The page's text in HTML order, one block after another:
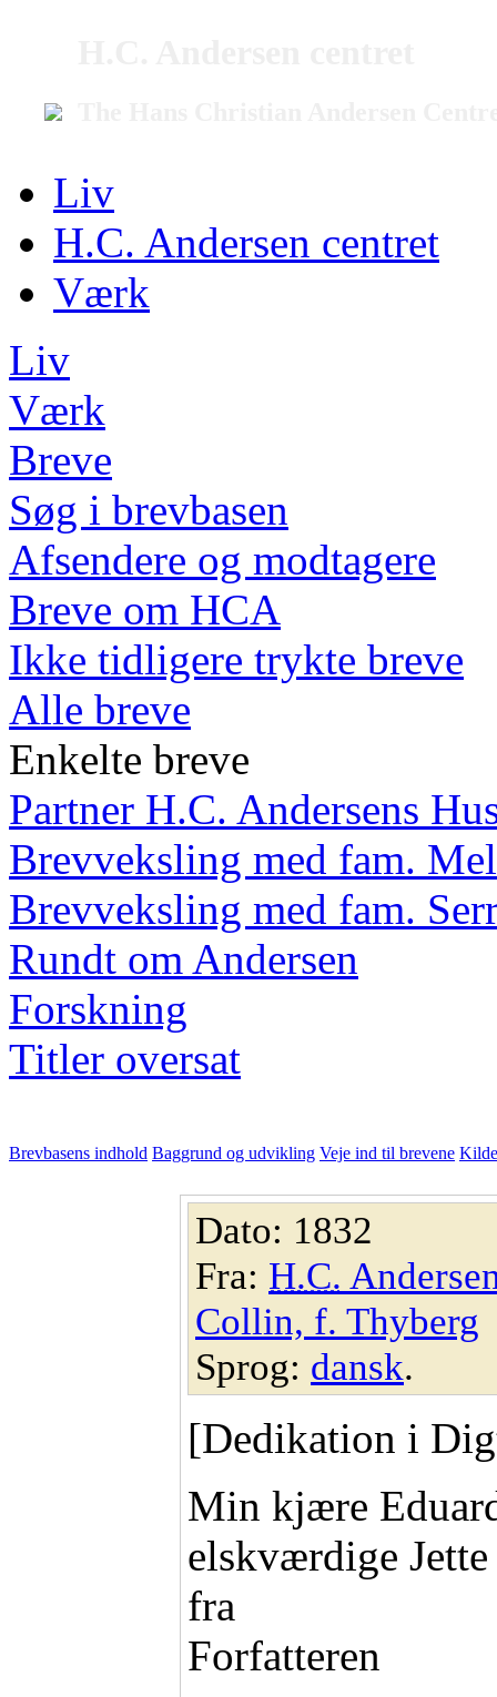
Liv
H.C. Andersen centret
Værk
Liv
Værk
Breve
Søg i brevbasen
Afsendere og modtagere
Breve om HCA
Ikke tidligere trykte breve
Alle breve
Enkelte breve
Partner H.C. Andersens
Brevveksling med fam.
Brevveksling med fam.
Rundt om Andersen
Forskning
Titler oversat
Brevbasens indhold Baggrund og udvikling Veje ind til brevene
Dato: 1832
Fra: H.C.
Collin, f. Thyberg
Sprog: dansk.
[Dedikation i
Min kjære
elskværdige Jette
fra
Forfatteren